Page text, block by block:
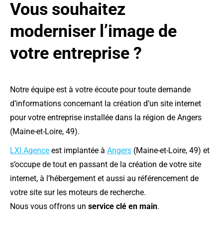
Vous souhaitez
moderniser l’image de
votre entreprise ?
Notre équipe est à votre écoute pour toute demande
d’informations concernant la création d’un site internet
pour votre entreprise installée dans la région de Angers
(Maine-et-Loire, 49).
LXI Agence est implantée à Angers (Maine-et-Loire, 49) et
s’occupe de tout en passant de la création de votre site
internet, à l’hébergement et aussi au référencement de
votre site sur les moteurs de recherche.
Nous vous offrons un service clé en main.